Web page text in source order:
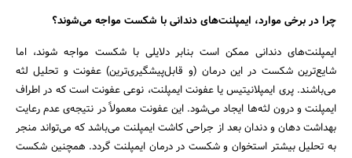
چرا در برخی موارد، ایمپلنت‌های دندانی با شکست مواجه می‌شوند؟
ایمپلنت‌های دندانی ممکن است بنابر دلایلی با شکست مواجه شوند، اما
شایع‌ترین شکست در این درمان (و قابل‌پیشگیری‌ترین) عفونت و تحلیل لثه
می‌باشند. پری ایمپلانیتیس یا عفونت ایمپلنت، نوعی عفونت است که در اطراف
ایمپلنت و درون لثه‌ها ایجاد می‌شود. این عفونت معمولاً در نتیجه‌ی عدم رعایت
بهداشت دهان و دندان بعد از جراحی کاشت ایمپلنت می‌باشد که می‌تواند منجر
به تحلیل بیشتر استخوان و شکست در درمان ایمپلنت گردد. همچنین شکست